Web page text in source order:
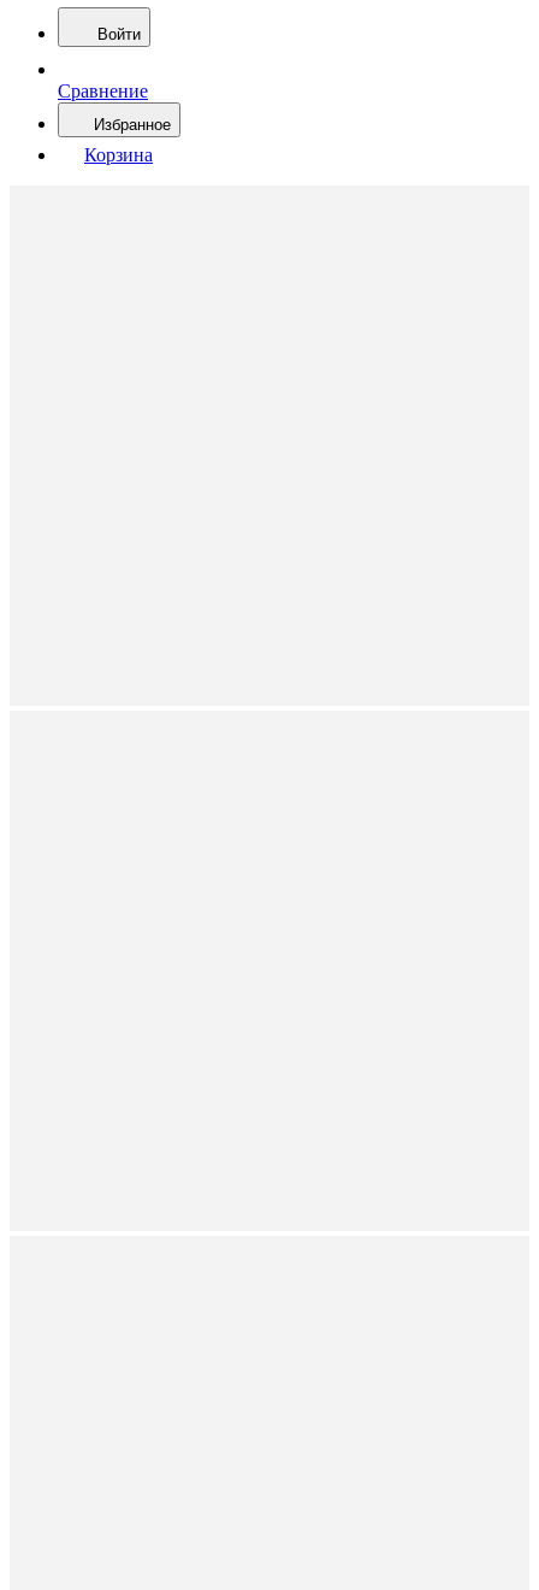
Войти
Сравнение
Избранное
Корзина